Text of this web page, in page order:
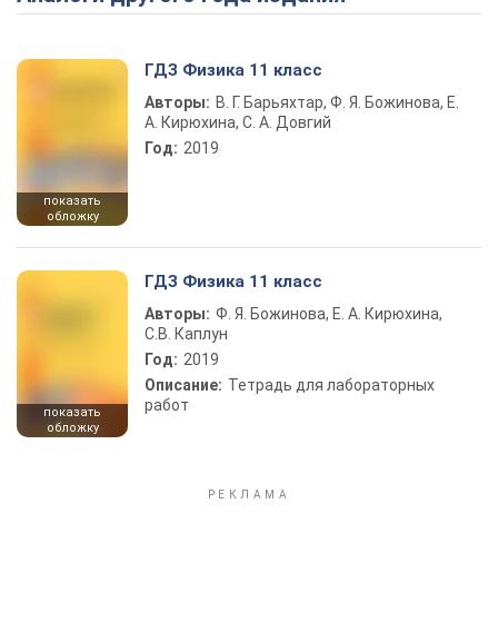
показать
обложку
ГДЗ Физика 11 класс
Авторы: В. Г. Барьяхтар, Ф. Я. Божинова, Е.
А. Кирюхина, С. А. Довгий
Год: 2019
показать
обложку
ГДЗ Физика 11 класс
Авторы: Ф. Я. Божинова, Е. А. Кирюхина,
С.В. Каплун
Год: 2019
Описание: Тетрадь для лабораторных
работ